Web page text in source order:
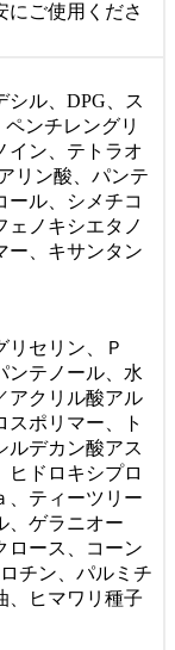
にご使用くださ
シル、DPG、ス
ンチレングリ
イン、テトラオ
リン酸、パンテ
ール、シメチコ
ェノキシエタノ
ー、キサンタン
リセリン、Ｐ
ンテノール、水
アクリル酸アル
スポリマー、ト
ルデカン酸アス
ヒドロキシプロ
、ティーツリー
、ゲラニオー
ロース、コーン
チン、パルミチ
、ヒマワリ種子